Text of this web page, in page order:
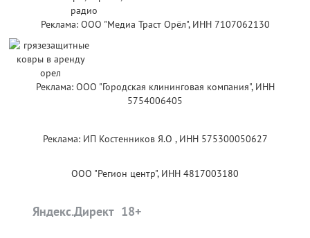
Реклама: ООО "Медиа Траст Орёл", ИНН 7107062130
Реклама: ООО "Городская клининговая компания", ИНН
5754006405
Реклама: ИП Костенников Я.О , ИНН 575300050627
ООО "Регион центр", ИНН 4817003180
Яндекс.Директ